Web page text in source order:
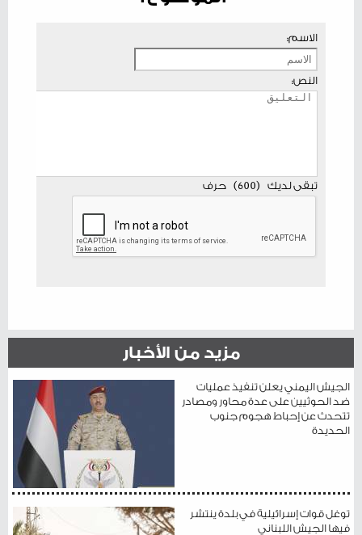
الاسم:
النص:
تبقى لديك (
600
) حرف
مزيد من الأخبار
الجيش اليمني يعلن تنفيذ عمليات
ضد الحوثيين على عدة محاور ومصادر
تتحدث عن إحباط هجوم جنوب
الحديدة
توغل قوات إسرائيلية في بلدة ينتشر
فيها الجيش اللبناني